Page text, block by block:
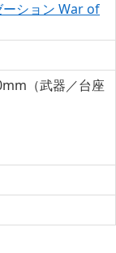
ーション War of
（武器／台座